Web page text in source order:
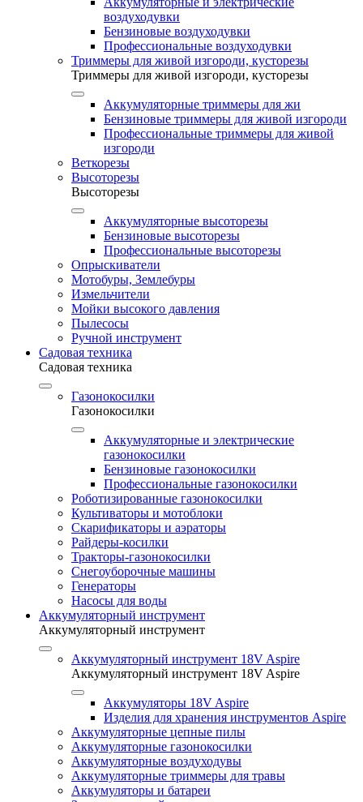
воздуходувки
Бензиновые воздуходувки
Профессиональные воздуходувки
Триммеры для живой изгороди, кусторезы
Триммеры для живой изгороди, кусторезы
Аккумуляторные триммеры для жи
Бензиновые триммеры для живой изгороди
Профессиональные триммеры для живой
изгороди
Веткорезы
Высоторезы
Высоторезы
Аккумуляторные высоторезы
Бензиновые высоторезы
Профессиональные высоторезы
Опрыскиватели
Мотобуры, Землебуры
Измельчители
Мойки высокого давления
Пылесосы
Ручной инструмент
Садовая техника
Садовая техника
Газонокосилки
Газонокосилки
Аккумуляторные и электрические
газонокосилки
Бензиновые газонокосилки
Профессиональные газонокосилки
Роботизированные газонокосилки
Культиваторы и мотоблоки
Скарификаторы и аэраторы
Райдеры-косилки
Тракторы-газонокосилки
Снегоуборочные машины
Генераторы
Насосы для воды
Аккумуляторный инструмент
Аккумуляторный инструмент
Аккумуляторный инструмент 18V Aspire
Аккумуляторный инструмент 18V Aspire
Аккумуляторы 18V Aspire
Изделия для хранения инструментов Aspire
Аккумуляторные цепные пилы
Аккумуляторные газонокосилки
Аккумуляторные воздуходувы
Аккумуляторные триммеры для травы
Аккумуляторы и батареи